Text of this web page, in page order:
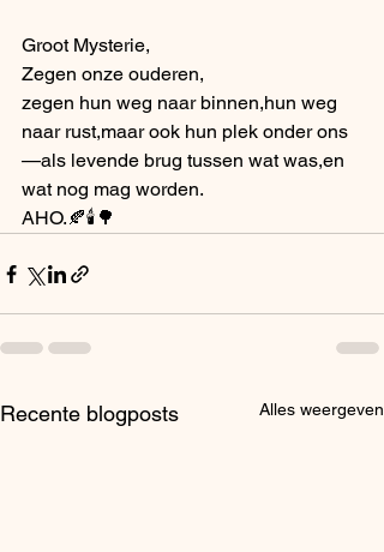
Groot Mysterie,
Zegen onze ouderen,
zegen hun weg naar binnen,hun weg
naar rust,maar ook hun plek onder ons
—als levende brug tussen wat was,en
wat nog mag worden.
AHO.🍂🕯️🌳
Recente blogposts Alles weergeven